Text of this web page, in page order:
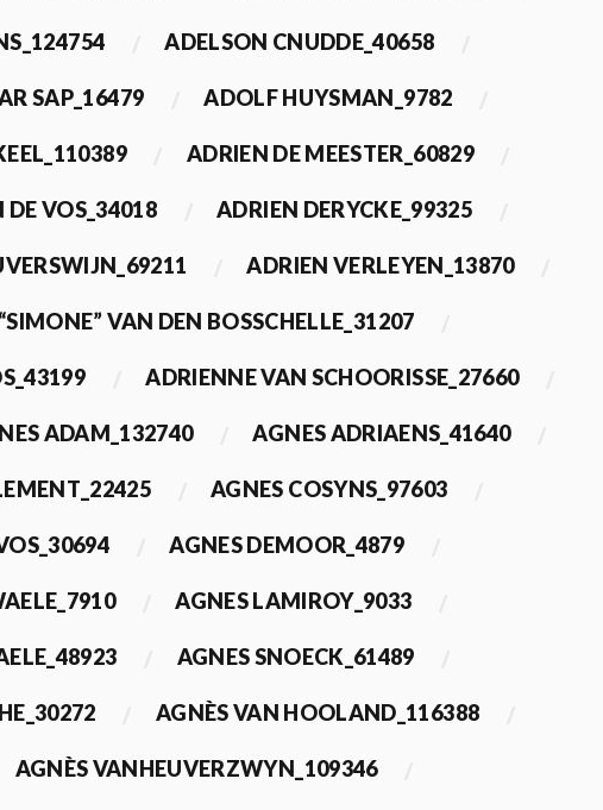
ADELSON CNUDDE_40658
SAP_16479 ADOLF HUYSMAN_9782
ADRIEN DE MEESTER_60829
DE VOS_34018 ADRIEN DERYCKE_99325
ADRIEN VERLEYEN_13870
VAN DEN BOSSCHELLE_31207
ADRIENNE VAN SCHOORISSE_27660
ADAM_132740 AGNES ADRIAENS_41640
AGNES COSYNS_97603
AGNES DEMOOR_4879
AGNES LAMIROY_9033
AGNES SNOECK_61489
AGNÈS VAN HOOLAND_116388
AGNÈS VANHEUVERZWYN_109346